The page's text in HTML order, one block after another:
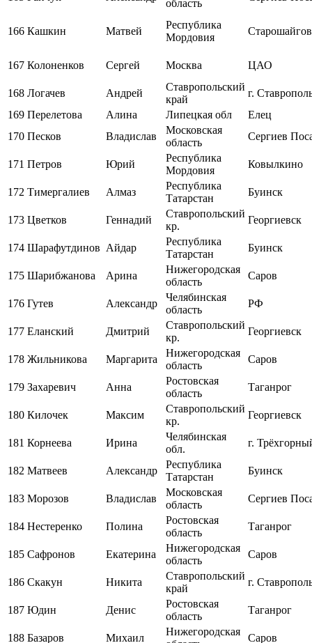
область
166 Кашкин Матвей
Республика
Мордовия
167 Колоненков Сергей Москва ЦАО
168 Логачев Андрей
Ставропольский
край
г.
169 Перелетова Алина Липецкая обл
Елец
170 Песков Владислав
Московская
область
Сергиев
171 Петров Юрий
Республика
Мордовия
Ковылкино
172 Тимергалиев Алмаз
Республика
Татарстан
Буинск
173 Цветков Геннадий
Ставропольский
кр.
Георгиевск
174 Шарафутдинов Айдар
Республика
Татарстан
Буинск
175 Шарибжанова Арина
Нижегородская
область
Саров
176 Гутев Александр
Челябинская
область
РФ
177 Еланский Дмитрий
Ставропольский
кр.
Георгиевск
178 Жильникова Маргарита
Нижегородская
область
Саров
179 Захаревич Анна
Ростовская
область
Таганрог
180 Килочек Максим
Ставропольский
кр.
Георгиевск
181 Корнеева Ирина
Челябинская
обл.
г.
182 Матвеев Александр
Республика
Татарстан
Буинск
183 Морозов Владислав
Московская
область
Сергиев
184 Нестеренко Полина
Ростовская
область
Таганрог
185 Сафронов Екатерина
Нижегородская
область
Саров
186 Скакун Никита
Ставропольский
край
г.
187 Юдин Денис
Ростовская
область
Таганрог
188 Базаров Михаил
Нижегородская
Саров